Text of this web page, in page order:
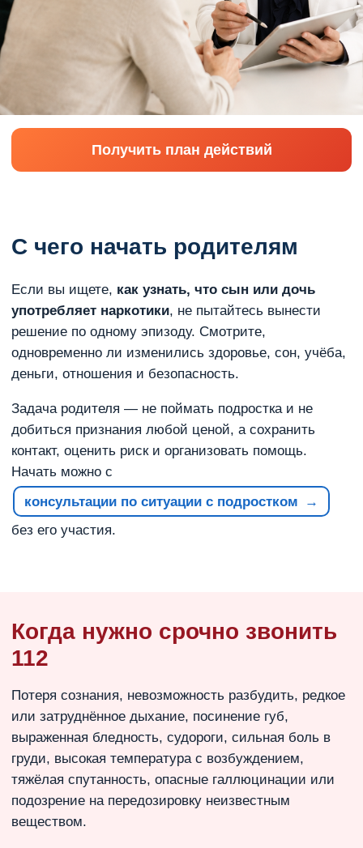
Получить план действий
С чего начать родителям
Если вы ищете, как узнать, что сын или дочь
употребляет наркотики, не пытайтесь вынести
решение по одному эпизоду. Смотрите,
одновременно ли изменились здоровье, сон, учёба,
деньги, отношения и безопасность.
Задача родителя — не поймать подростка и не
добиться признания любой ценой, а сохранить
контакт, оценить риск и организовать помощь.
Начать можно с
консультации по ситуации с подростком
без его участия.
Когда нужно срочно звонить
112
Потеря сознания, невозможность разбудить, редкое
или затруднённое дыхание, посинение губ,
выраженная бледность, судороги, сильная боль в
груди, высокая температура с возбуждением,
тяжёлая спутанность, опасные галлюцинации или
подозрение на передозировку неизвестным
веществом.